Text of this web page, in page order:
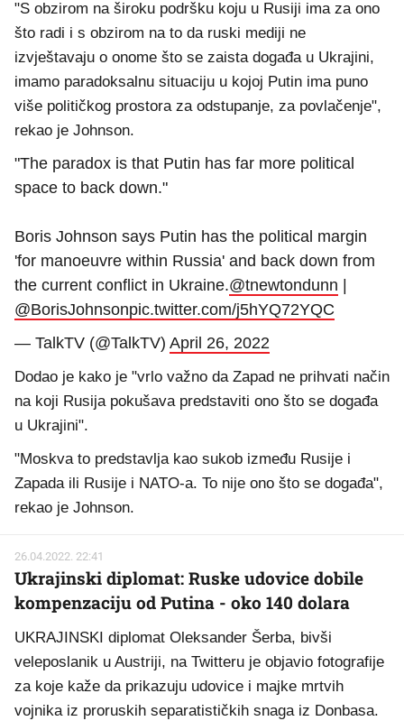
"S obzirom na široku podršku koju u Rusiji ima za ono
što radi i s obzirom na to da ruski mediji ne
izvještavaju o onome što se zaista događa u Ukrajini,
imamo paradoksalnu situaciju u kojoj Putin ima puno
više političkog prostora za odstupanje, za povlačenje",
rekao je Johnson.
"The paradox is that Putin has far more political
space to back down."
Boris Johnson says Putin has the political margin
'for manoeuvre within Russia' and back down from
the current conflict in Ukraine.@tnewtondunn
@BorisJohnsonpic.twitter.com/j5hYQ72YQC
— TalkTV (@TalkTV) April 26, 2022
Dodao je kako je "vrlo važno da Zapad ne prihvati način
na koji Rusija pokušava predstaviti ono što se događa
u Ukrajini".
"Moskva to predstavlja kao sukob između Rusije i
Zapada ili Rusije i NATO-a. To nije ono što se događa",
rekao je Johnson.
26.04.2022. 22:41
Ukrajinski diplomat: Ruske udovice dobile
kompenzaciju od Putina - oko 140 dolara
UKRAJINSKI diplomat Oleksander Šerba, bivši
veleposlanik u Austriji, na Twitteru je objavio fotografije
za koje kaže da prikazuju udovice i majke mrtvih
vojnika iz proruskih separatističkih snaga iz Donbasa.